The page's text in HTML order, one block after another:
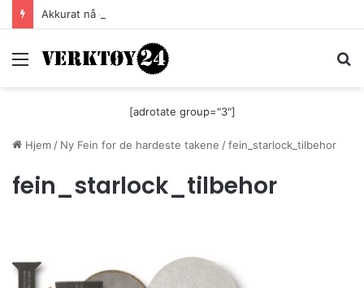
Akkurat nå er batteri-bordsaga til Festool billigere
Meny
[adrotate group="3"]
Hjem / Ny Fein for de hardeste takene /fein_starlock_tilbehor
fein_starlock_tilbehor